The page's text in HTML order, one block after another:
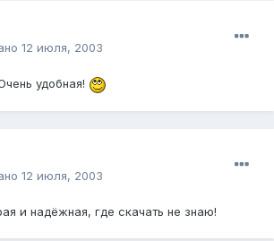
12 июля, 2003
удобная!
12 июля, 2003
и надёжная, где скачать не знаю!